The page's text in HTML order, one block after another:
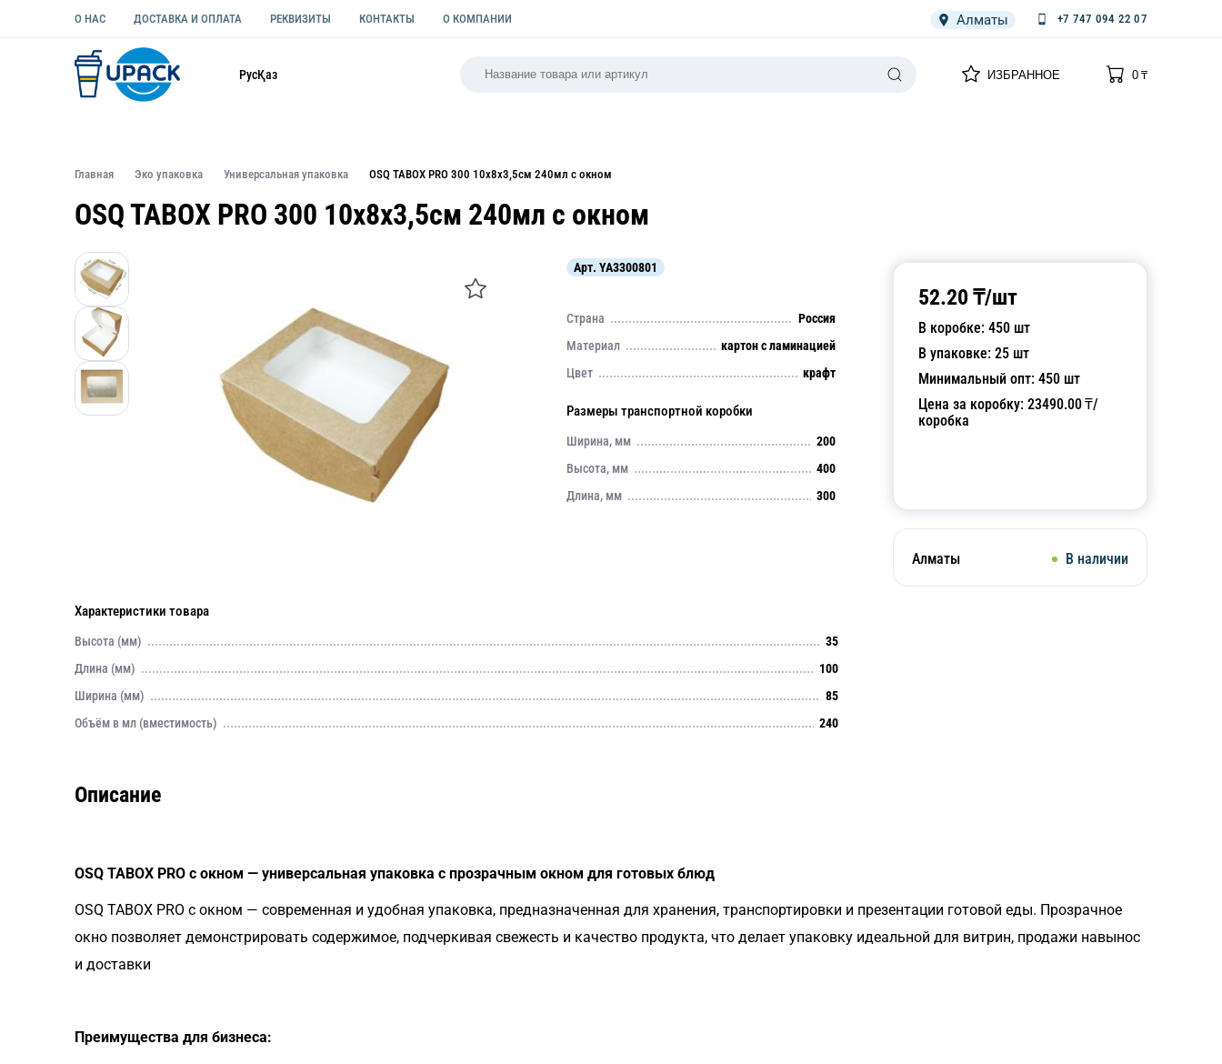
О НАС ДОСТАВКА И ОПЛАТА РЕКВИЗИТЫ КОНТАКТЫ О КОМПАНИИ Алматы +7 747 094 22 07
РусҚаз ИЗБРАННОЕ
0
0₸
Главная Эко упаковка Универсальная упаковка OSQ TABOX PRO 300 10х8х3,5см 240мл с окном
OSQ TABOX PRO 300 10х8х3,5см 240мл с окном
52.20 ₸/шт
В коробке: 450 шт
В упаковке: 25 шт
Минимальный опт: 450 шт
Цена за коробку: 23490.00₸/
коробка
Алматы В наличии
Арт. YA3300801
Страна
Россия
Материал
картон с ламинацией
Цвет
крафт
Размеры транспортной коробки
Ширина, мм
200
Высота, мм
400
Длина, мм
300
Характеристики товара
Высота (мм)
35
Длина (мм)
100
Ширина (мм)
85
Объём в мл (вместимость)
240
Описание
OSQ TABOX PRO с окном — универсальная упаковка с прозрачным окном для готовых блюд
OSQ TABOX PRO с окном — современная и удобная упаковка, предназначенная для хранения, транспортировки и презентации готовой еды. Прозрачное
окно позволяет демонстрировать содержимое, подчеркивая свежесть и качество продукта, что делает упаковку идеальной для витрин, продажи навынос
и доставки
Преимущества для бизнеса: